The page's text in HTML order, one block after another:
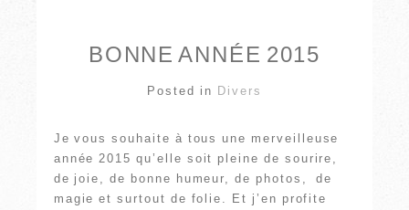
BONNE ANNÉE 2015
Posted in Divers
Je vous souhaite à tous une merveilleuse
année 2015 qu’elle soit pleine de sourire,
de joie, de bonne humeur, de photos, de
magie et surtout de folie. Et j’en profite